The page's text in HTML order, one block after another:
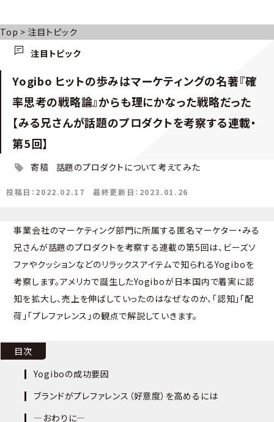
Top > 注目トピック
注目トピック
Yogibo ヒットの歩みはマーケティングの名著『確
率思考の戦略論』からも理にかなった戦略だった
【みる兄さんが話題のプロダクトを考察する連載・
第5回】
寄稿 話題のプロダクトについて考えてみた
投稿日：2022.02.17 最終更新日：2023.01.26
事業会社のマーケティング部門に所属する匿名マーケター・みる
兄さんが話題のプロダクトを考察する連載の第5回は、ビーズソ
ファやクッションなどのリラックスアイテムで知られるYogiboを
考察します。アメリカで誕生したYogiboが日本国内で着実に認
知を拡大し、売上を伸ばしていったのはなぜなのか、「認知」「配
荷」「プレファレンス」の観点で解説していきます。
目次
Yogiboの成功要因
ブランドがプレファレンス（好意度）を高めるには
―おわりに―